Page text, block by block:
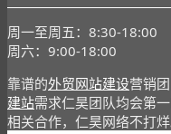
周一至周五：8:30-18:00
周六：9:00-18:00
靠谱的外贸网站建设营销
建站需求仁昊团队均会第
相关合作，仁昊网络不打烊